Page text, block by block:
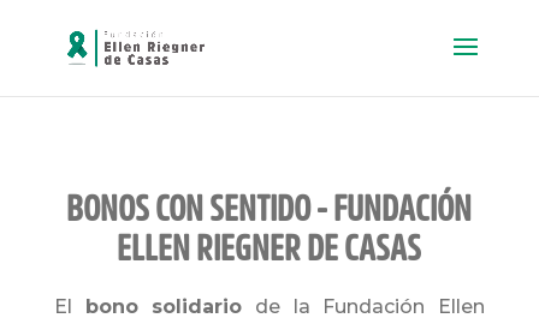
BONOS CON SENTIDO - FUNDACIÓN
ELLEN RIEGNER DE CASAS
El bono solidario de la Fundación Ellen